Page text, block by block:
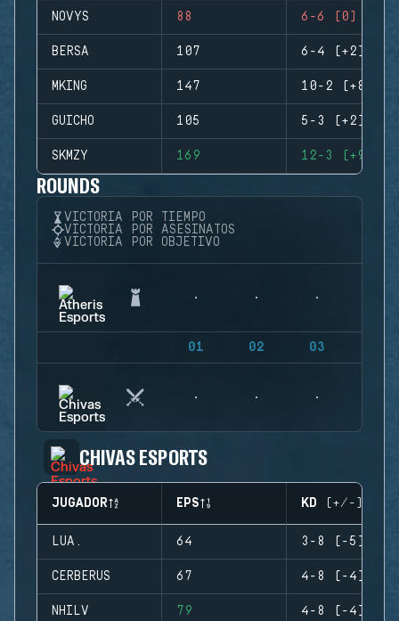
NOVYS 88 6-6 (0)
BERSA 107 6-4 (+2)
MKING 147 10-2 (+8)
GUICHO 105 5-3 (+2)
SKMZY 169 12-3 (+9)
ROUNDS
VICTORIA POR TIEMPO
VICTORIA POR ASESINATOS
VICTORIA POR OBJETIVO
01 02 03
CHIVAS ESPORTS
JUGADOR EPS KD (+/-)
LUA. 64 3-8 (-5)
CERBERUS 67 4-8 (-4)
NHILV 79 4-8 (-4)